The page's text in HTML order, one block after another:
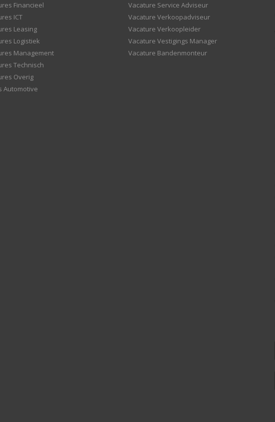
Financieel
ICT
Leasing
Logistiek
Management
Technisch
Overig
Automotive
Vacature Service Adviseur
Vacature Verkoopadviseur
Vacature Verkoopleider
Vacature Vestigings Manager
Vacature Bandenmonteur